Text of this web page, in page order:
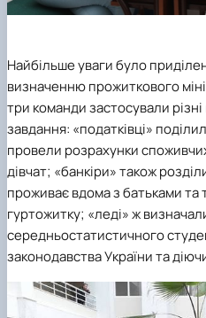
Найбільше уваги було
визначенню прожиткового
три команди застосували
завдання: «податківці»
провели розрахунки
дівчат; «банкіри» також
проживає вдома з батьками та
гуртожитку; «леді» ж
середньостатистичного
законодавства України та